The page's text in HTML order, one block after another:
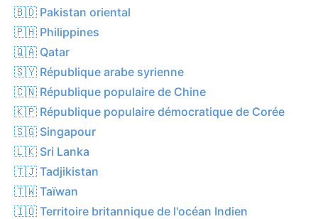
🇧🇩 Pakistan oriental
🇵🇭 Philippines
🇶🇦 Qatar
🇸🇾 République arabe syrienne
🇨🇳 République populaire de Chine
🇰🇵 République populaire démocratique de Corée
🇸🇬 Singapour
🇱🇰 Sri Lanka
🇹🇯 Tadjikistan
🇹🇼 Taïwan
🇮🇴 Territoire britannique de l'océan Indien